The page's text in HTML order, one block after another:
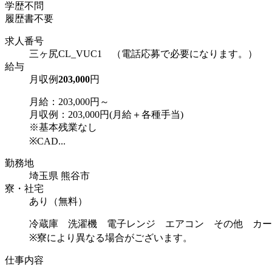
学歴不問
履歴書不要
求人番号
三ヶ尻CL_VUC1 （電話応募で必要になります。）
給与
月収例203,000円
月給：203,000円～
月収例：203,000円(月給＋各種手当)
※基本残業なし
※CAD...
勤務地
埼玉県 熊谷市
寮・社宅
あり（無料）
冷蔵庫 洗濯機 電子レンジ エアコン その他 カー
※寮により異なる場合がございます。
仕事内容